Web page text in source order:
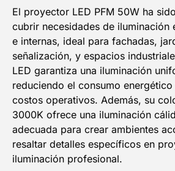
El proyector LED PFM 50W ha
cubrir necesidades de iluminación
e internas, ideal para fachadas,
señalización, y espacios
LED garantiza una iluminación
reduciendo el consumo
costos operativos. Además, su
3000K ofrece una iluminación
adecuada para crear ambientes
resaltar detalles específicos en
iluminación profesional.